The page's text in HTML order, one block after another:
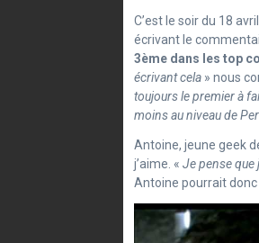
C’est le soir du 18
écrivant le
3ème dans les top
écrivant cela » nous
toujours le premier à
moins au niveau de
Antoine, jeune geek
j’aime. « Je pense que
Antoine pourrait